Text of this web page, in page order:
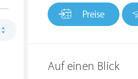
Preise
Auf einen Blick